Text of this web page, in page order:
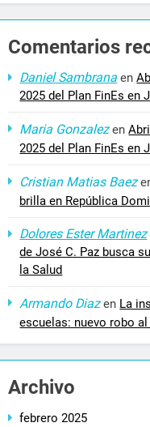
Comentarios
Daniel Sambrana en
2025 del Plan FinEs en
Maria Gonzalezen
2025 del Plan FinEs en
Cristian Matias Baez
brilla en República
Dolores Ester Martinez
de José C. Paz busca
la Salud
Armando Diazen La
escuelas: nuevo robo
Archivo
febrero 2025